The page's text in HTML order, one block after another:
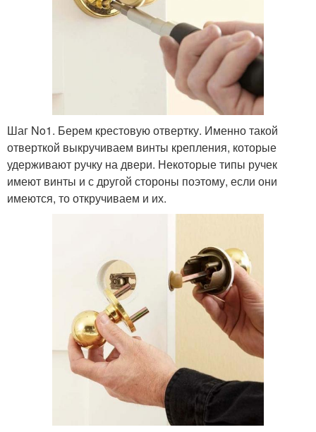
Шаг No1. Берем крестовую отвертку. Именно такой
отверткой выкручиваем винты крепления, которые
удерживают ручку на двери. Некоторые типы ручек
имеют винты и с другой стороны поэтому, если они
имеются, то откручиваем и их.